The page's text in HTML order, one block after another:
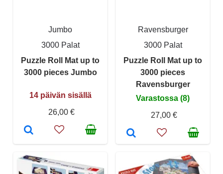
Jumbo
3000 Palat
Puzzle Roll Mat up to
3000 pieces Jumbo
14 päivän sisällä
26,00 €
Ravensburger
3000 Palat
Puzzle Roll Mat up to
3000 pieces
Ravensburger
Varastossa (8)
27,00 €